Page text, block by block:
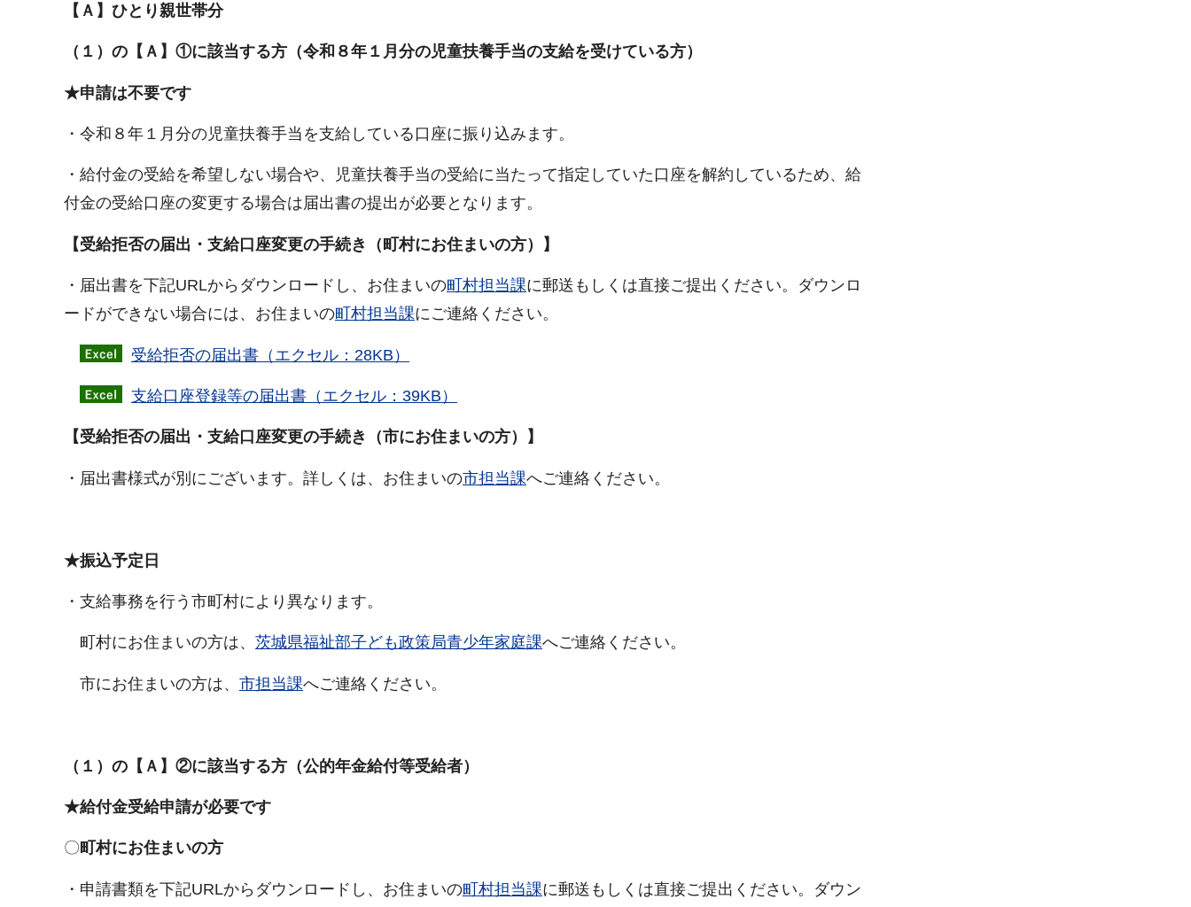
【Ａ】ひとり親世帯分
（１）の【Ａ】①に該当する方（令和８年１月分の児童扶養手当の支給を受けている方）
★申請は不要です
・令和８年１月分の児童扶養手当を支給している口座に振り込みます。
・給付金の受給を希望しない場合や、児童扶養手当の受給に当たって指定していた口座を解約しているため、給
付金の受給口座の変更する場合は届出書の提出が必要となります。
【受給拒否の届出・支給口座変更の手続き（町村にお住まいの方）】
・届出書を下記URLからダウンロードし、お住まいの町村担当課に郵送もしくは直接ご提出ください。ダウンロ
ードができない場合には、お住まいの町村担当課にご連絡ください。
受給拒否の届出書（エクセル：28KB）
支給口座登録等の届出書（エクセル：39KB）
【受給拒否の届出・支給口座変更の手続き（市にお住まいの方）】
・届出書様式が別にございます。詳しくは、お住まいの市担当課へご連絡ください。
★振込予定日
・支給事務を行う市町村により異なります。
町村にお住まいの方は、 茨城県福祉部子ども政策局青少年家庭課へご連絡ください。
市にお住まいの方は、 市担当課へご連絡ください。
（１）の【Ａ】②に該当する方（公的年金給付等受給者）
★給付金受給申請が必要です
〇 町村にお住まいの方
・申請書類を下記URLからダウンロードし、お住まいの町村担当課に郵送もしくは直接ご提出ください。ダウン